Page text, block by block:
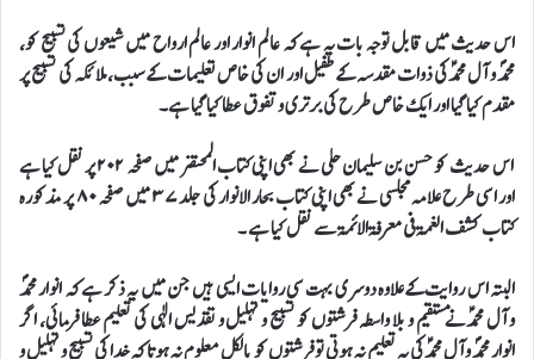
اس حدیث میں قابل توجہ بات یہ ہے کہ عالم انوار اور عالم ارواح میں شیعوں کی تسبیح کو،
محمدؐ و آل محمدؑکی ذوات مقدسہ کے طفیل اور ان کی خاص تعلیمات کے سبب، ملائکہ کی تسبیح پر
مقدم کیا گیا اور ایک خاص طرح کی برتری و تفوق عطا کیا گیا ہے۔
اس حدیث کو حسن بن سلیمان حلی نے بھی اپنی کتاب المحتضر میں صفحہ ٢٠٢ پر نقل کیا ہے
اور اسی طرح علامہ مجلسی نے بھی اپنی کتاب بحار الانوار کی جلد ۳۷ میں صفحہ ۸۰ پر مذکورہ
کتاب کشف الغمة فی معرفة الائمة سے نقل کیا ہے ۔
البتہ اس روایت کے علاوہ دوسری بہت سی روایات ایسی ہیں جن میں یہ ذکر ہے کہ انوار محمدؐ
و آل محمدؑنے مستقیم و بلا واسطہ فرشتوں کو تسبیح و تہلیل و تقدیس الٰہی کی تعلیم عطا فرمائی، اگر
انوار محمدؐ و آل محمدؑکی یہ تعلیم نہ ہوتی تو فرشتوں کو بالکل معلوم نہ ہوتا کہ خدا کی تسبیح و تہلیل و